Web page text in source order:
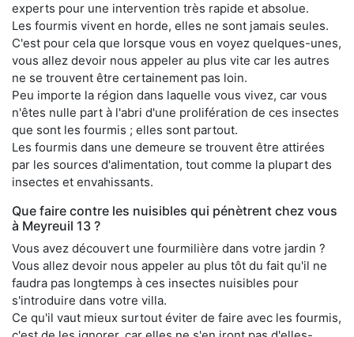
experts pour une intervention très rapide et absolue.
Les fourmis vivent en horde, elles ne sont jamais seules.
C'est pour cela que lorsque vous en voyez quelques-unes,
vous allez devoir nous appeler au plus vite car les autres
ne se trouvent être certainement pas loin.
Peu importe la région dans laquelle vous vivez, car vous
n'êtes nulle part à l'abri d'une prolifération de ces insectes
que sont les fourmis ; elles sont partout.
Les fourmis dans une demeure se trouvent être attirées
par les sources d'alimentation, tout comme la plupart des
insectes et envahissants.
Que faire contre les nuisibles qui pénètrent chez vous
à Meyreuil 13 ?
Vous avez découvert une fourmilière dans votre jardin ?
Vous allez devoir nous appeler au plus tôt du fait qu'il ne
faudra pas longtemps à ces insectes nuisibles pour
s'introduire dans votre villa.
Ce qu'il vaut mieux surtout éviter de faire avec les fourmis,